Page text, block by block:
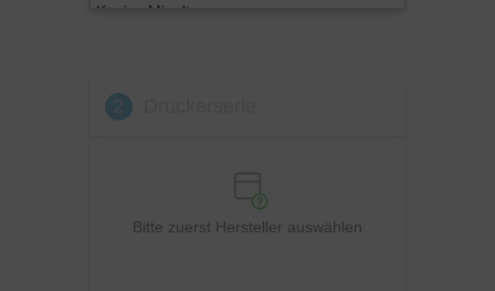
Konica Minolta
OKI
Bitte zuerst Hersteller auswählen